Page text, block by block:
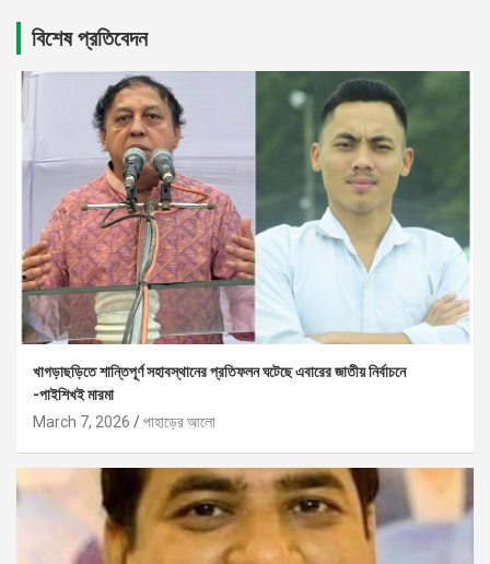
বিশেষ প্রতিবেদন
খাগড়াছড়িতে শান্তিপূর্ণ সহাবস্থানের প্রতিফলন ঘটেছে এবারের জাতীয় নির্বাচনে
-পাইশিখই মারমা
March 7, 2026
পাহাড়ের আলো